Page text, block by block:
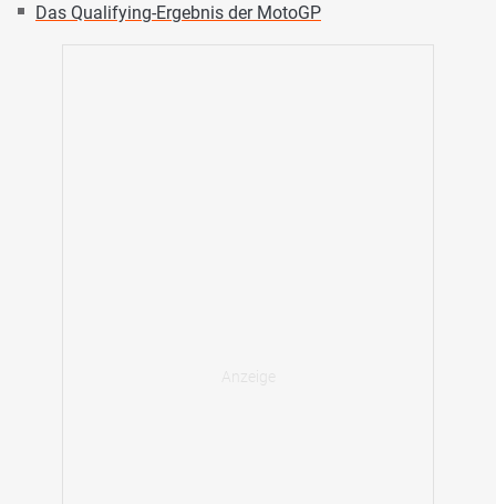
Das Qualifying-Ergebnis der MotoGP